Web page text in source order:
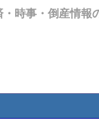
・時事・倒産情報